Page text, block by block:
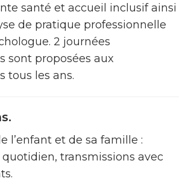
santé et accueil inclusif ainsi
de pratique professionnelle
2 journées
sont proposées aux
tous les ans.
l’enfant et de sa famille :
quotidien, transmissions avec